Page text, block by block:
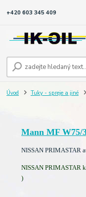
+420 603 345 409
Úvod Tuky - spreje a jiné
Mann MF W75/
NISSAN PRIMASTAR
NISSAN PRIMASTAR
)